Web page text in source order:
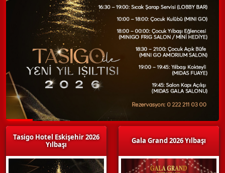
Tasigo Hotel Eskişehir 2026
Yılbaşı
Gala Grand 2026 Yılbaşı